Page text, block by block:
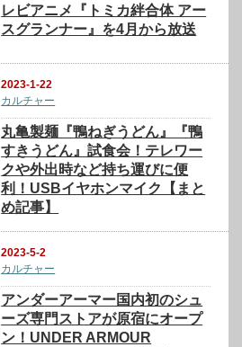
レビアニメ『トミカ絆合体 アー
スグランナー』を4月から放送
2023-1-22
カルチャー
丸亀製麺『鴨ねぎうどん』『鴨
すきうどん』試食会！テレワー
クや外出時など持ち運びに便
利！USBイヤホンマイク【まと
め記事】
2023-5-2
カルチャー
アンダーアーマー国内初のシュ
ーズ専門ストアが原宿にオープ
ン！UNDER ARMOUR